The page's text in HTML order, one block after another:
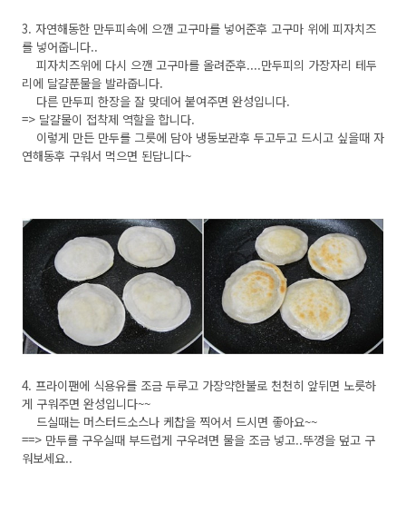
3. 자연해동한 만두피속에 으깬 고구마를 넣어준후 고구마 위에 피자치즈
를 넣어줍니다..
피자치즈위에 다시 으깬 고구마를 올려준후....만두피의 가장자리 테두
리에 달걀푼물을 발라줍니다.
다른 만두피 한장을 잘 맞데어 붙여주면 완성입니다.
=> 달걀물이 접착제 역할을 합니다.
이렇게 만든 만두를 그릇에 담아 냉동보관후 두고두고 드시고 싶을때 자
연해동후 구워서 먹으면 된답니다~
4. 프라이팬에 식용유를 조금 두루고 가장약한불로 천천히 앞뒤면 노릇하
게 구워주면 완성입니다~~
드실때는 머스터드소스나 케찹을 찍어서 드시면 좋아요~~
==> 만두를 구우실때 부드럽게 구우려면 물을 조금 넣고..뚜껑을 덮고 구
워보세요..